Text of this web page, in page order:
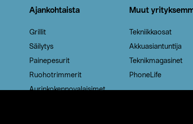
Ajankohtaista
Grillit
Säilytys
Painepesurit
Ruohotrimmerit
Aurinkokennovalaisimet
Muut
Tekniikkaosat
Akkuasiantuntija
Teknikmagasinet
PhoneLife